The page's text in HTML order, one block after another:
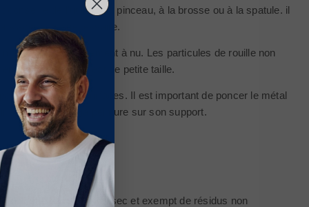
de l'utiliser au pinceau, à la brosse ou à la spatule. il
s'avère être nécessaire.
fer forgé complètement à nu. Les particules de rouille non
acide lorsque il est de petite taille.
défauts de surfaces. Il est important de poncer le métal
accrochage de la peinture sur son support.
doit être sain, propre, sec et exempt de résidus non